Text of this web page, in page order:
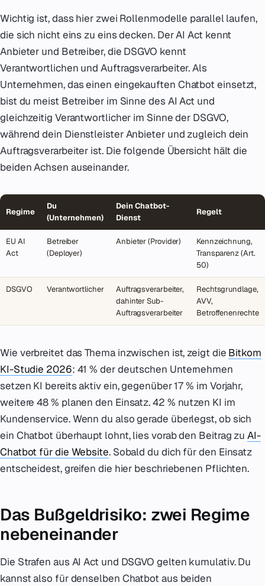
Wichtig ist, dass hier zwei Rollenmodelle parallel laufen,
die sich nicht eins zu eins decken. Der AI Act kennt
Anbieter und Betreiber, die DSGVO kennt
Verantwortlichen und Auftragsverarbeiter. Als
Unternehmen, das einen eingekauften Chatbot einsetzt,
bist du meist Betreiber im Sinne des AI Act und
gleichzeitig Verantwortlicher im Sinne der DSGVO,
während dein Dienstleister Anbieter und zugleich dein
Auftragsverarbeiter ist. Die folgende Übersicht hält die
beiden Achsen auseinander.
Regime
Du
(Unternehmen)
Dein Chatbot-
Dienst
Regelt
EU AI
Act
Betreiber
(Deployer)
Anbieter (Provider)
Kennzeichnung,
Transparenz (Art.
50)
DSGVO Verantwortlicher
Auftragsverarbeiter,
dahinter Sub-
Auftragsverarbeiter
Rechtsgrundlage,
AVV,
Betroffenenrechte
Wie verbreitet das Thema inzwischen ist, zeigt die Bitkom
KI-Studie 2026: 41 % der deutschen Unternehmen
setzen KI bereits aktiv ein, gegenüber 17 % im Vorjahr,
weitere 48 % planen den Einsatz. 42 % nutzen KI im
Kundenservice. Wenn du also gerade überlegst, ob sich
ein Chatbot überhaupt lohnt, lies vorab den Beitrag zuAI-
Chatbot für die Website. Sobald du dich für den Einsatz
entscheidest, greifen die hier beschriebenen Pflichten.
Das Bußgeldrisiko: zwei Regime
nebeneinander
Die Strafen aus AI Act und DSGVO gelten kumulativ. Du
kannst also für denselben Chatbot aus beiden